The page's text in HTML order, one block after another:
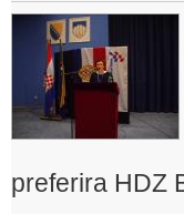
preferira HDZ